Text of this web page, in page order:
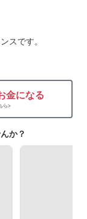
スです。
金になる
ら>
か？